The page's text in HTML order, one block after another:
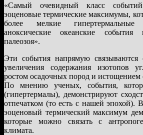
«Самый очевидный класс
эоценовые термические максимумы,
более мелкие
аноксические океанские
палеозоя».
Эти события напрямую связываются
увеличения содержания изотопов
ростом осадочных пород и истощением
По мнению ученых, события,
(гипертермалы), демонстрируют
отпечатком (то есть с нашей эпохой).
эоценовый термический максимум
которые можно связать с
климата.